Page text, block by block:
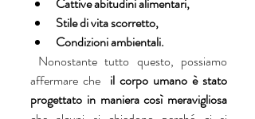
Stile di vita scorretto,
Condizioni ambientali.
affermare che il corpo umano è stato
progettato in maniera così meravigliosa